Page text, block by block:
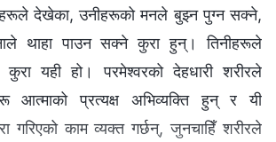
देखेका, उनीहरूको मनले बुझ्‍न पुग्‍न सक्‍ने,
थाहा पाउन सक्‍ने कुरा हुन्। तिनीहरूले
यही हो। परमेश्‍वरको देहधारी शरीरले
आत्माको प्रत्यक्ष अभिव्यक्ति हुन् र यी
गरिएको काम व्यक्त गर्छन्, जुनचाहिँ शरीरले